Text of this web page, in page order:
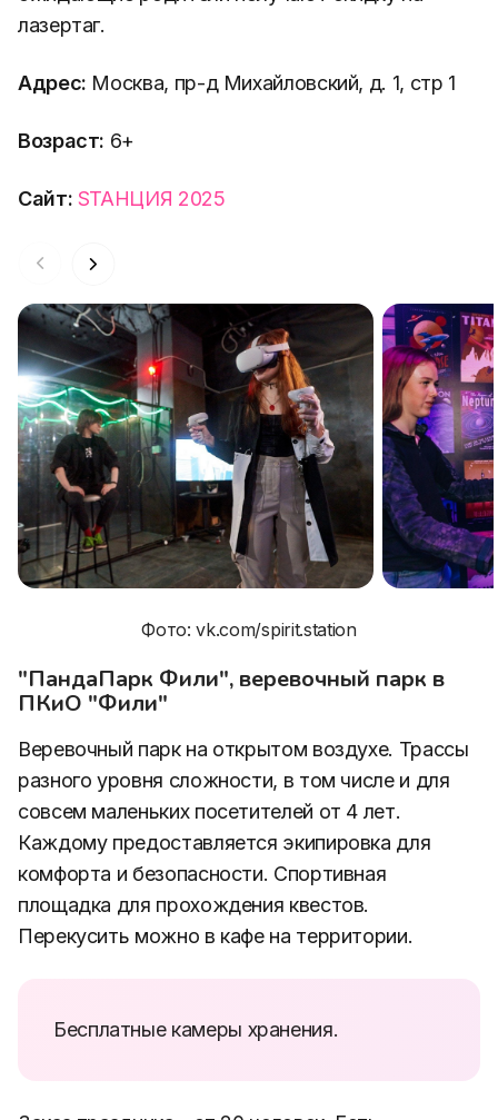
лазертаг.
Адрес: Москва, пр-д Михайловский, д. 1, стр 1
Возраст: 6+
Сайт: SТАНЦИЯ 2025
Фото: vk.com/spirit.station
"ПандаПарк Фили", веревочный парк в
ПКиО "Фили"
Веревочный парк на открытом воздухе. Трассы
разного уровня сложности, в том числе и для
совсем маленьких посетителей от 4 лет.
Каждому предоставляется экипировка для
комфорта и безопасности. Спортивная
площадка для прохождения квестов.
Перекусить можно в кафе на территории.
Бесплатные камеры хранения.